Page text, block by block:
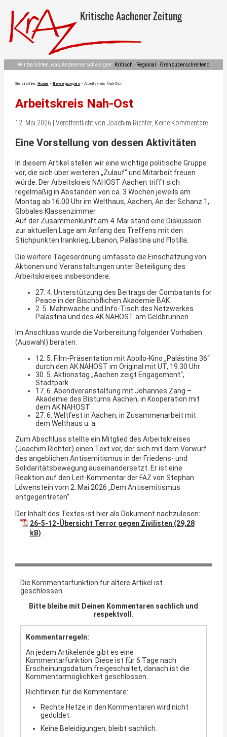
Kritische Aachener Zeitung
Wir berichten, was Andere verschweigen: Kritisch · Regional · Grenzüberschreitend
Sie sind hier: Home » Bewegungen» Arbeitskreis Nah-Ost
Arbeitskreis Nah-Ost
12. Mai 2026 | Veröffentlicht von Joachim Richter, Keine Kommentare
Eine Vorstellung von dessen Aktivitäten
In diesem Artikel stellen wir eine wichtige politische Gruppe
vor, die sich über weiteren „Zulauf“ und Mitarbeit freuen
würde: Der Arbeitskreis NAHOST Aachen trifft sich
regelmäßig in Abständen von ca. 3 Wochen jeweils am
Montag ab 16.00 Uhr im Welthaus, Aachen, An der Schanz 1,
Globales Klassenzimmer.
Auf der Zusammenkunft am 4. Mai stand eine Diskussion
zur aktuellen Lage am Anfang des Treffens mit den
Stichpunkten Irankrieg, Libanon, Palästina und Flotilla.
Die weitere Tagesordnung umfasste die Einschätzung von
Aktionen und Veranstaltungen unter Beteiligung des
Arbeitskreises insbesondere:
27. 4. Unterstützung des Beitrags der Combatants for
Peace in der Bischöflichen Akademie BAK
2. 5. Mahnwache und Info-Tisch des Netzwerkes
Palästina und des AK NAHOST am Geldbrunnen
Im Anschluss wurde die Vorbereitung folgender Vorhaben
(Auswahl) beraten:
12. 5. Film-Präsentation mit Apollo-Kino „Palästina 36“
durch den AK NAHOST im Original mit UT, 19.30 Uhr
30. 5. Aktionstag „Aachen zeigt Engagement“,
Stadtpark
17. 6. Abendveranstaltung mit Johannes Zang –
Akademie des Bistums Aachen, in Kooperation mit
dem AK NAHOST
27. 6. Weltfest in Aachen, in Zusammenarbeit mit
dem Welthaus u. a.
Zum Abschluss stellte ein Mitglied des Arbeitskreises
(Joachim Richter) einen Text vor, der sich mit dem Vorwurf
des angeblichen Antisemitismus in der Friedens- und
Solidaritätsbewegung auseinandersetzt. Er ist eine
Reaktion auf den Leit-Kommentar der FAZ von Stephan
Löwenstein vom 2. Mai 2026 „Dem Antisemitismus
entgegentreten“.
Der Inhalt des Textes ist hier als Dokument nachzulesen:
26-5-12-Übersicht Terror gegen Zivilisten
Die Kommentarfunktion für ältere Artikel ist
geschlossen.
Bitte bleibe mit Deinen Kommentaren sachlich und
respektvoll.
Kommentarregeln:
An jedem Artikelende gibt es eine
Kommentarfunktion. Diese ist für 6 Tage nach
Erscheinungsdatum freigeschaltet, danach ist die
Kommentarmöglichkeit geschlossen.
Richtlinien für die Kommentare:
Rechte Hetze in den Kommentaren wird nicht
geduldet.
Keine Beleidigungen, bleibt sachlich.